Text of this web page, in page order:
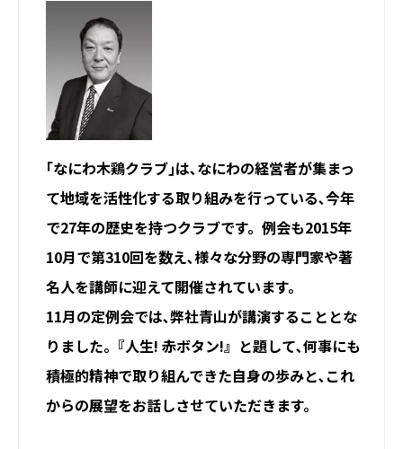
｢なにわ木鶏クラブ｣は､なにわの経営者が集まっ
て地域を活性化する取り組みを行っている､今年
で27年の歴史を持つクラブです。例会も2015年
10月で第310回を数え､様々な分野の専門家や著
名人を講師に迎えて開催されています。
11月の定例会では､弊社青山が講演することとな
りました｡『人生! 赤ボタン!』と題して､何事にも
積極的精神で取り組んできた自身の歩みと､これ
からの展望をお話しさせていただきます。